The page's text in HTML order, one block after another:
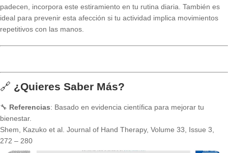
padecen, incorpora este estiramiento en tu rutina diaria. También es
ideal para prevenir esta afección si tu actividad implica movimientos
repetitivos con las manos.
🔗 ¿Quieres Saber Más?
🔧 Referencias: Basado en evidencia científica para mejorar tu
bienestar.
Shem, Kazuko et al. Journal of Hand Therapy, Volume 33, Issue 3,
272 – 280